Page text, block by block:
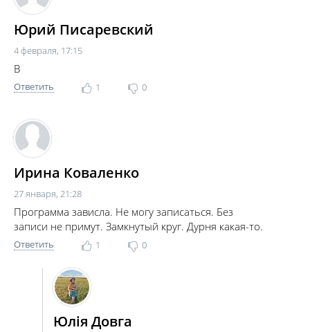
Юрий Писаревский
4 февраля, 17:15
В
Ответить 1 0
Ирина Коваленко
27 января, 21:28
Программа зависла. Не могу записаться. Без
записи не примут. Замкнутый круг. Дурня какая-то.
Ответить 1 0
Юлія Довга